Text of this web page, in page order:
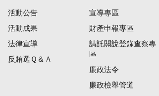
活動公告
活動成果
法律宣導
反賄選Ｑ＆Ａ
宣導專區
財產申報專區
請託關說登錄查察專
區
廉政法令
廉政檢舉管道